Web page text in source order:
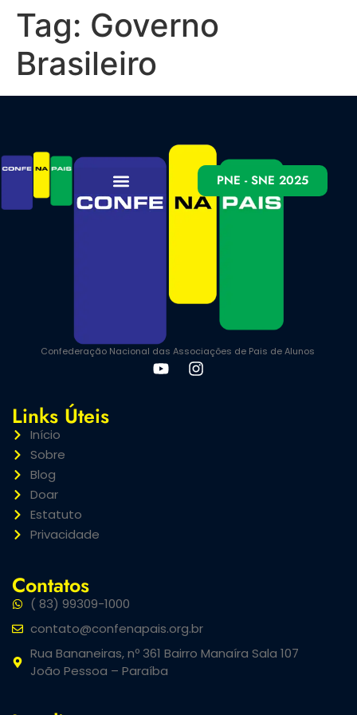
PNE - SNE 2025
Tag: Governo
Brasileiro
Confederação Nacional das Associações de Pais de Alunos
Links Úteis
Início
Sobre
Blog
Doar
Estatuto
Privacidade
Contatos
( 83) 99309-1000
contato@confenapais.org.br
Rua Bananeiras, nº 361 Bairro Manaíra Sala 107
João Pessoa – Paraíba